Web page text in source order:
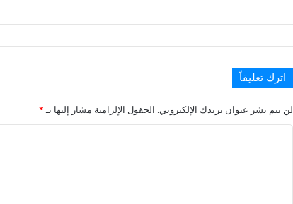
اترك تعليقاً
لن يتم نشر عنوان بريدك الإلكتروني. الحقول الإلزامية مشار إليها بـ *